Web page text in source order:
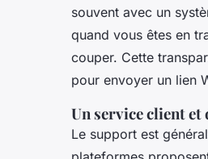
souvent avec un
quand vous êtes en
couper. Cette
pour envoyer un lien
Un service client et
Le support est